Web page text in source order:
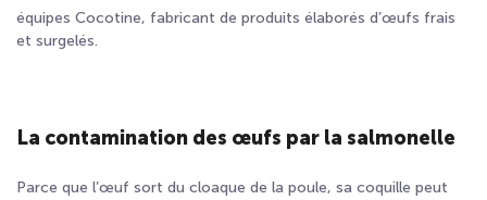
équipes Cocotine, fabricant de produits élaborés d’œufs frais
et surgelés.
La contamination des œufs par la salmonelle
Parce que l’œuf sort du cloaque de la poule, sa coquille peut